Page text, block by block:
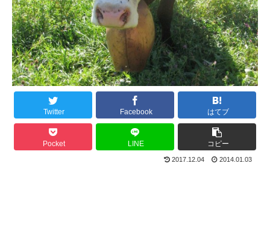
Twitter Facebook はてブ
Pocket LINE コピー
2017.12.04 2014.01.03